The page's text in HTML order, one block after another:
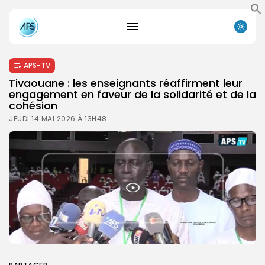
APS-TV
Tivaouane : les enseignants réaffirment leur
engagement en faveur de la solidarité et de la
cohésion
JEUDI 14 MAI 2026 À 13H48